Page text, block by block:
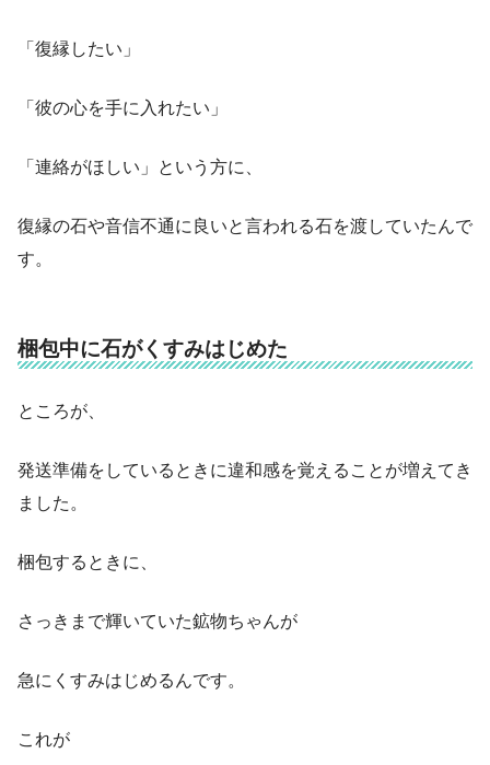
「復縁したい」
「彼の心を手に入れたい」
「連絡がほしい」という方に、
復縁の石や音信不通に良いと言われる石を渡していたんで
す。
梱包中に石がくすみはじめた
ところが、
発送準備をしているときに違和感を覚えることが増えてき
ました。
梱包するときに、
さっきまで輝いていた鉱物ちゃんが
急にくすみはじめるんです。
これが